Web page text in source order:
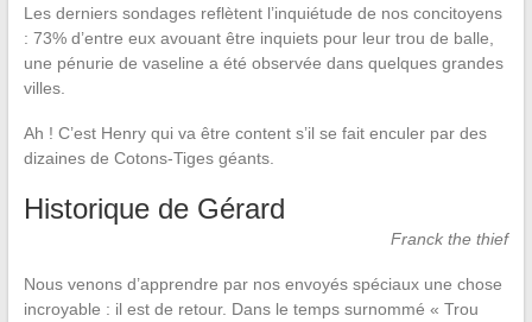
Les derniers sondages reflètent l’inquiétude de nos concitoyens
: 73% d’entre eux avouant être inquiets pour leur trou de balle,
une pénurie de vaseline a été observée dans quelques grandes
villes.
Ah ! C’est Henry qui va être content s’il se fait enculer par des
dizaines de Cotons-Tiges géants.
Historique de Gérard
Franck the thief
Nous venons d’apprendre par nos envoyés spéciaux une chose
incroyable : il est de retour. Dans le temps surnommé « Trou